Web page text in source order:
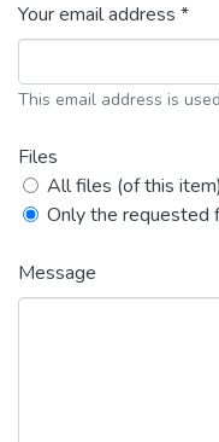
Your email address *
This email address is
Files
All files (of this
Only the requested
Message